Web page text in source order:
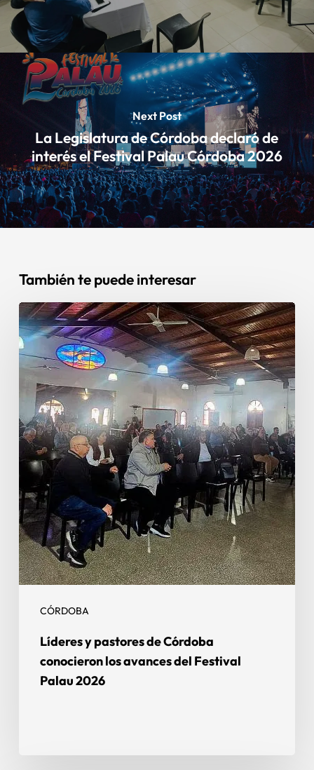
Next Post
La Legislatura de Córdoba declaró de
interés el Festival Palau Córdoba 2026
También te puede interesar
CÓRDOBA
Líderes y pastores de Córdoba
conocieron los avances del Festival
Palau 2026